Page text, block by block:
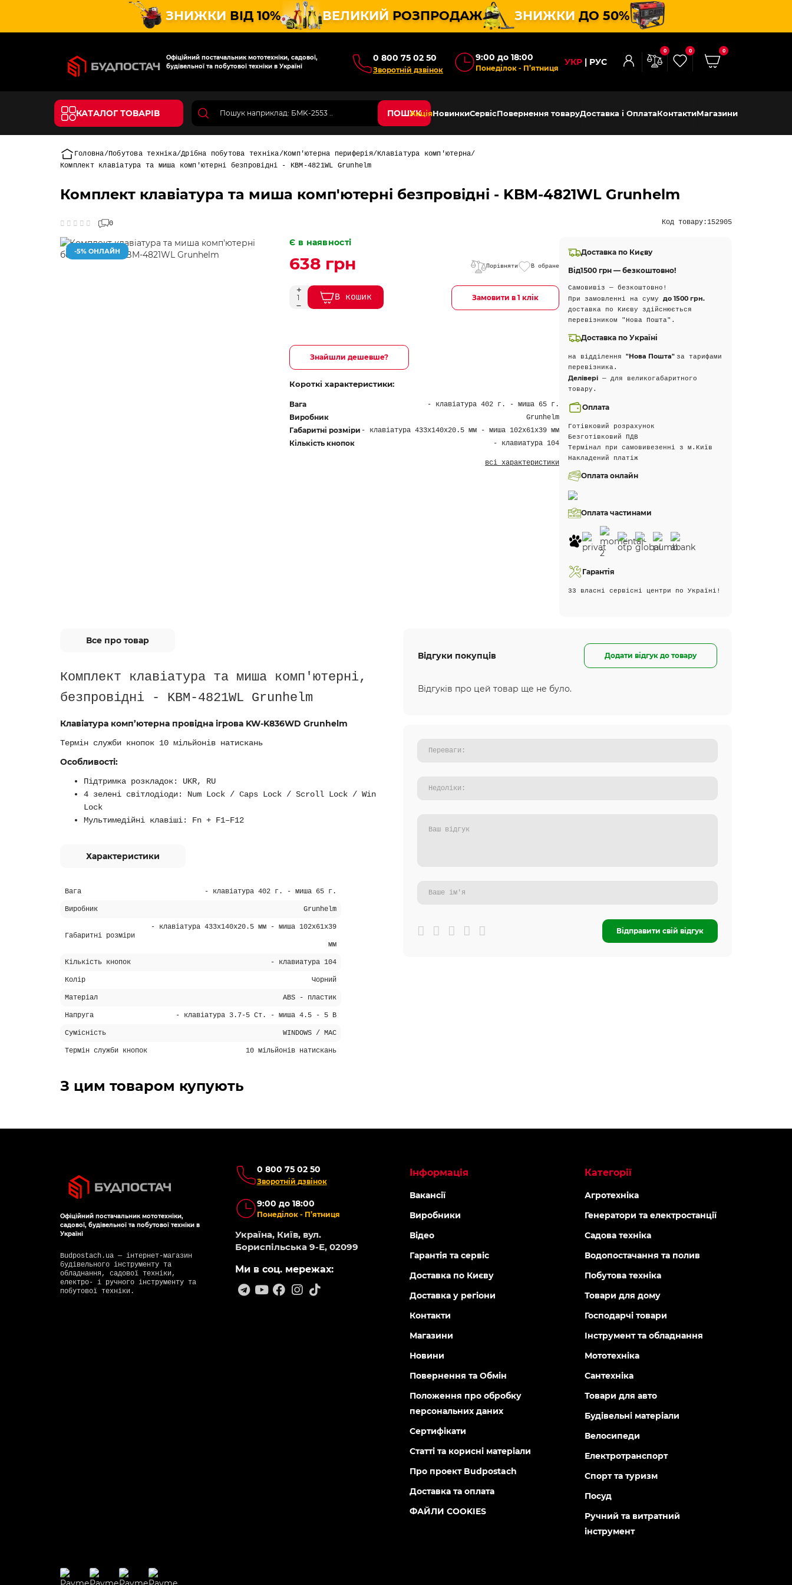
ЗНИЖКИ ВІД 10% ВЕЛИКИЙ РОЗПРОДАЖ ЗНИЖКИ ДО 50%
Офіційний постачальник мототехніки, садової,
будівельної та побутової техніки в Україні
0 800 75 02 50
Зворотній дзвінок
9:00 до 18:00
Понеділок - П’ятниця
УКР РУС
0 0 0
КАТАЛОГ ТОВАРІВ ПОШУКАкціяНовинкиСервісПовернення товаруДоставка і ОплатаКонтактиМагазини
Головна Побутова техніка Дрібна побутова техніка Комп'ютерна периферія
Клавіатура комп'ютерна
Комплект клавіатура та миша комп'ютерні безпровідні - KBM-4821WL Grunhelm
Комплект клавіатура та миша комп'ютерні безпровідні - KBM-4821WL Grunhelm
0 Код товару:152905
-5% ОНЛАЙН
Є в наявності
638 грн Порівняти В обране
В кошик Замовити в 1 клік
Знайшли дешевше?
Короткі характеристики:
Вага - клавіатура 402 г. - миша 65 г.
Виробник Grunhelm
Габаритні розміри - клавіатура 433х140х20.5 мм - миша 102х61х39 мм
Кількість кнопок - клавиатура 104
всі характеристики
Доставка по Києву
Від1500 грн — безкоштовно!
Самовивіз — безкоштовно!
При замовленні на сумудо 1500 грн.
доставка по Києву здійснюється
перевізником "Нова Пошта".
Доставка по Україні
на відділення"Нова Пошта" за тарифами
перевізника.
Делівері — для великогабаритного
товару.
Оплата
Готівковий розрахунок
Безготівковий ПДВ
Термінал при самовивезенні з м.Київ
Накладений платіж
Оплата онлайн
Оплата частинами
Гарантія
33 власні сервісні центри по Україні!
Все про товар
Комплект клавіатура та миша комп'ютерні,
безпровідні - KBM-4821WL Grunhelm
Клавіатура комп’ютерна провідна ігрова KW-K836WD Grunhelm
Термін служби кнопок 10 мільйонів натискань
Особливості:
Підтримка розкладок: UKR, RU
4 зелені світлодіоди: Num Lock / Caps Lock / Scroll Lock / Win
Lock
Мультимедійні клавіші: Fn + F1–F12
Характеристики
Вага - клавіатура 402 г. - миша 65 г.
Виробник Grunhelm
Габаритні розміри
- клавіатура 433х140х20.5 мм - миша 102х61х39
мм
Кількість кнопок - клавиатура 104
Колір Чорний
Матеріал ABS - пластик
Напруга - клавіатура 3.7-5 Ст. - миша 4.5 - 5 В
Сумісність WINDOWS / МАС
Термін служби кнопок 10 мільйонів натискань
Відгуки покупців Додати відгук до товару
Відгуків про цей товар ще не було.
Відправити свій відгук
З цим товаром купують
Офіційний постачальник мототехніки,
садової, будівельної та побутової техніки в
Україні
Budpostach.ua — інтернет-магазин
будівельного інструменту та
обладнання, садової техніки,
електро- і ручного інструменту та
побутової техніки.
0 800 75 02 50
Зворотній дзвінок
9:00 до 18:00
Понеділок - П’ятниця
Україна, Київ, вул.
Бориспільська 9-Е, 02099
Ми в соц. мережах:
Інформація
Вакансії
Виробники
Відео
Гарантія та сервіс
Доставка по Києву
Доставка у регіони
Контакти
Магазини
Новини
Повернення та Обмін
Положення про обробку
персональних даних
Сертифікати
Статті та корисні матеріали
Про проект Budpostach
Доставка та оплата
ФАЙЛИ COOKIES
Категорії
Агротехніка
Генератори та електростанції
Садова техніка
Водопостачання та полив
Побутова техніка
Товари для дому
Господарчі товари
Інструмент та обладнання
Мототехніка
Сантехніка
Товари для авто
Будівельні матеріали
Велосипеди
Електротранспорт
Спорт та туризм
Посуд
Ручний та витратний
інструмент